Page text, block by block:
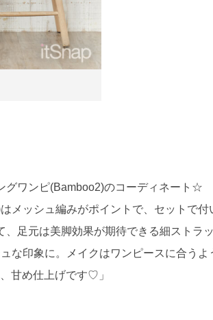
グワンピ(Bamboo2)のコーディネート☆
メッシュ編みがポイントで、セットで付
足元は美脚効果が期待できる細ストラ
な印象に。メイクはワンピースに合うよ
甘め仕上げです♡」